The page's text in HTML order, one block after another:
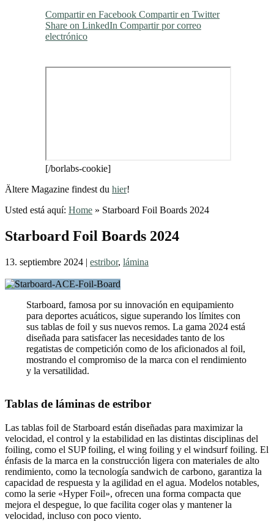
Compartir en Facebook Compartir en Twitter
Share on LinkedIn Compartir por correo
electrónico
[/borlabs-cookie]
Ältere Magazine findest du hier!
Usted está aquí: Home » Starboard Foil Boards 2024
Starboard Foil Boards 2024
13. septiembre 2024 | estribor, lámina
Starboard, famosa por su innovación en equipamiento
para deportes acuáticos, sigue superando los límites con
sus tablas de foil y sus nuevos remos. La gama 2024 está
diseñada para satisfacer las necesidades tanto de los
regatistas de competición como de los aficionados al foil,
mostrando el compromiso de la marca con el rendimiento
y la versatilidad.
Tablas de láminas de estribor
Las tablas foil de Starboard están diseñadas para maximizar la
velocidad, el control y la estabilidad en las distintas disciplinas del
foiling, como el SUP foiling, el wing foiling y el windsurf foiling. El
énfasis de la marca en la construcción ligera con materiales de alto
rendimiento, como la tecnología sandwich de carbono, garantiza la
capacidad de respuesta y la agilidad en el agua. Modelos notables,
como la serie «Hyper Foil», ofrecen una forma compacta que
mejora el despegue, lo que facilita coger olas y mantener la
velocidad, incluso con poco viento.